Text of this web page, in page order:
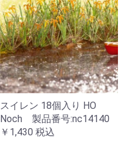
スイレン 18個入り HO
Noch 製品番号:nc14140
￥1,430 税込